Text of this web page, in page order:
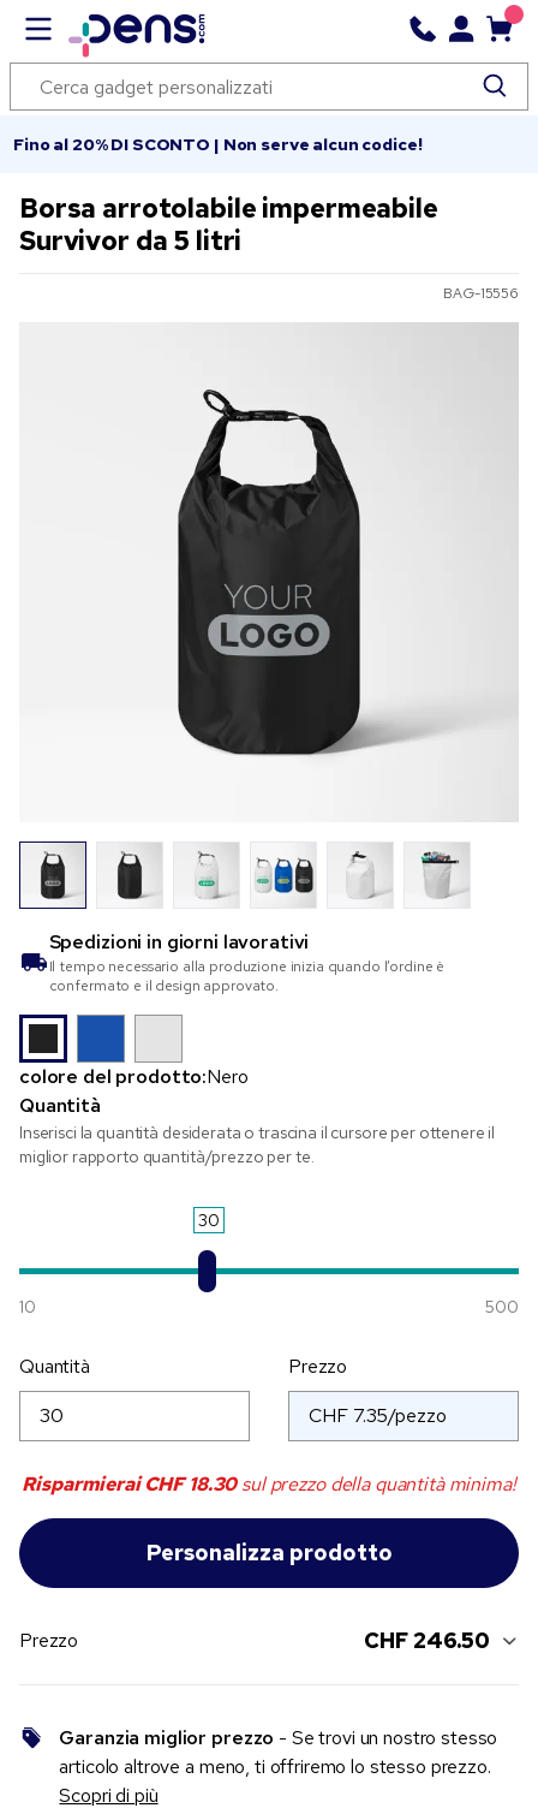
Fino al 20% DI SCONTO | Non serve alcun codice!
Borsa arrotolabile impermeabile
Survivor da 5 litri
BAG-15556
Spedizioni in giorni lavorativi
Il tempo necessario alla produzione inizia quando l’ordine è
confermato e il design approvato.
colore del prodotto:Nero
Quantità
Inserisci la quantità desiderata o trascina il cursore per ottenere il
miglior rapporto quantità/prezzo per te.
30
10 500
Quantità Prezzo
RisparmieraiCHF 18.30sul prezzo della quantità minima!
Prezzo CHF 246.50
Garanzia miglior prezzo - Se trovi un nostro stesso
articolo altrove a meno, ti offriremo lo stesso prezzo.
Scopri di più